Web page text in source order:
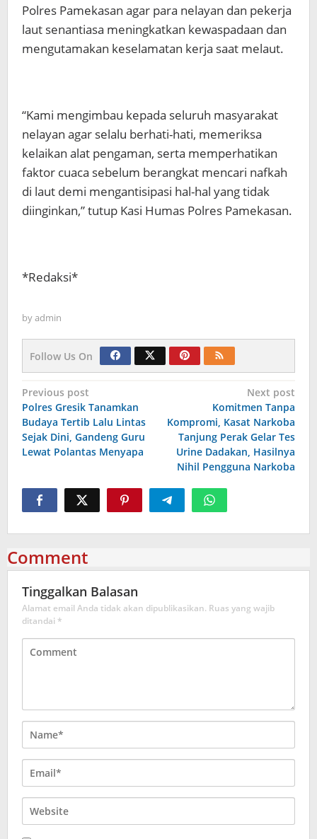
Polres Pamekasan agar para nelayan dan pekerja
laut senantiasa meningkatkan kewaspadaan dan
mengutamakan keselamatan kerja saat melaut.
“Kami mengimbau kepada seluruh masyarakat
nelayan agar selalu berhati-hati, memeriksa
kelaikan alat pengaman, serta memperhatikan
faktor cuaca sebelum berangkat mencari nafkah
di laut demi mengantisipasi hal-hal yang tidak
diinginkan,” tutup Kasi Humas Polres Pamekasan.
*Redaksi*
byadmin
Follow Us On
Navigasi
pos
Previous post
Polres Gresik Tanamkan
Budaya Tertib Lalu Lintas
Sejak Dini, Gandeng Guru
Lewat Polantas Menyapa
Next post
Komitmen Tanpa
Kompromi, Kasat Narkoba
Tanjung Perak Gelar Tes
Urine Dadakan, Hasilnya
Nihil Pengguna Narkoba
Comment
Tinggalkan Balasan
Alamat email Anda tidak akan dipublikasikan. Ruas yang wajib
ditandai *